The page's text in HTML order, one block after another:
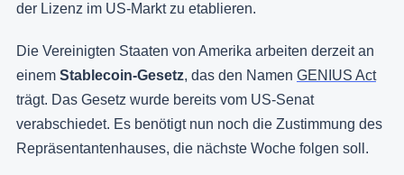
der Lizenz im US-Markt zu etablieren.
Die Vereinigten Staaten von Amerika arbeiten derzeit an
einem Stablecoin-Gesetz, das den Namen GENIUS Act
trägt. Das Gesetz wurde bereits vom US-Senat
verabschiedet. Es benötigt nun noch die Zustimmung des
Repräsentantenhauses, die nächste Woche folgen soll.